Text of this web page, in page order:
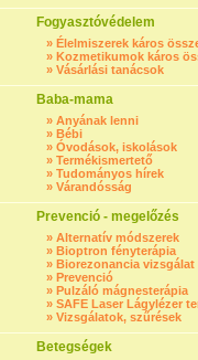
Fogyasztóvédelem
» Élelmiszerek káros
» Kozmetikumok káros
» Vásárlási tanácsok
Baba-mama
» Anyának lenni
» Bébi
» Óvodások, iskolások
» Termékismertető
» Tudományos hírek
» Várandósság
Prevenció - megelőzés
» Alternatív módszerek
» Bioptron fényterápia
» Biorezonancia vizsgálat
» Prevenció
» Pulzáló mágnesterápia
» SAFE Laser Lágylézer
» Vizsgálatok, szűrések
Betegségek